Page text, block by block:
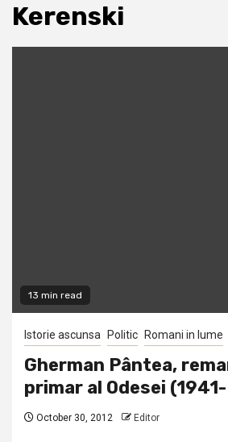
Kerenski
13 min read
Istorie ascunsa Politic Romani in lume
Gherman Pântea,
primar al Odesei
October 30, 2012 Editor